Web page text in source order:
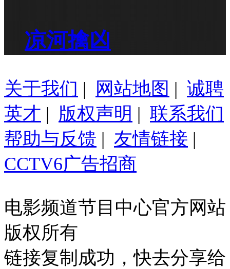
凉河擒凶
关于我们 | 网站地图 | 诚聘
英才 | 版权声明 | 联系我们
帮助与反馈 | 友情链接 |
CCTV6广告招商
电影频道节目中心官方网站
版权所有
链接复制成功，快去分享给